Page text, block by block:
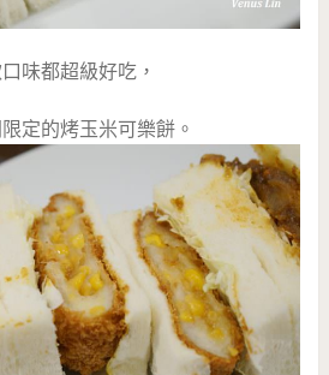
味都超級好吃，
定的烤玉米可樂餅。